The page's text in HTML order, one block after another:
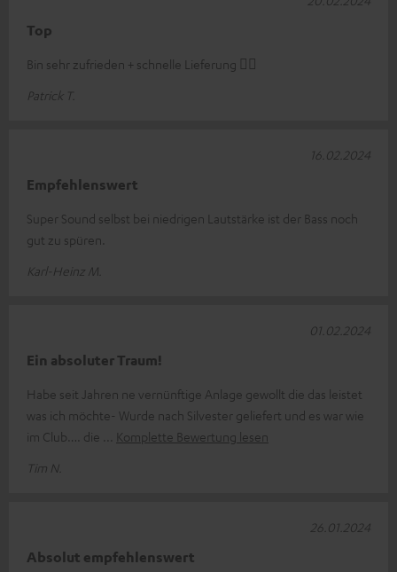
Top
Bin sehr zufrieden + schnelle Lieferung 👍🏻
Patrick T.
Empfehlenswert
Super Sound selbst bei niedrigen Lautstärke ist der Bass noch
gut zu spüren.
Karl-Heinz M.
16.02.2024
Ein absoluter Traum!
Habe seit Jahren ne vernünftige Anlage gewollt die das leistet
was ich möchte- Wurde nach Silvester geliefert und es war wie
im Club…. die
Komplette Bewertung lesen
Tim N.
01.02.2024
Absolut empfehlenswert
26.01.2024